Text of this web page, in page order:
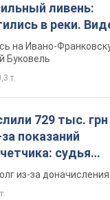
ливень:
в реки.
на Ивано-
Буковель
т.
729 тыс. грн
показаний
судья
решение
из-за доначисления